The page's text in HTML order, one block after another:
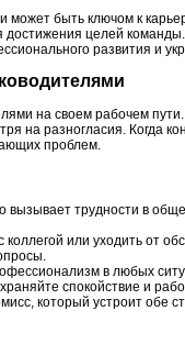
быть ключом к
достижения целей
развития и
на своем рабочем
на разногласия. Когда
проблем.
вызывает трудности в
или уходить от
в любых
спокойствие и
который устроит обе